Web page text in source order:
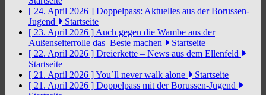
[ 24. April 2026 ] Doppelpass: Aktuelles aus der Borussen-
Jugend
Startseite
[ 23. April 2026 ] Auch gegen die Wambe aus der
Außenseiterrolle das Beste machen
Startseite
[ 22. April 2026 ] Dreierkette – News aus dem Ellenfeld
Startseite
[ 21. April 2026 ]You´ll never walk alone
Startseite
[ 21. April 2026 ] Doppelpass mit der Borussen-Jugend